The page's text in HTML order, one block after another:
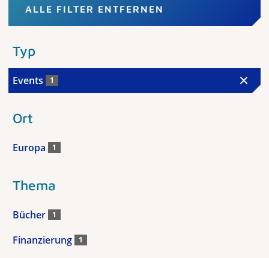
ALLE FILTER ENTFERNEN
Typ
Events 1
Ort
Europa 1
Thema
Bücher 1
Finanzierung 1